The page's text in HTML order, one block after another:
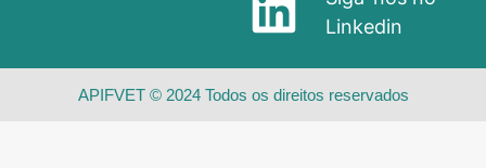
Linkedin
APIFVET © 2024 Todos os direitos reservados